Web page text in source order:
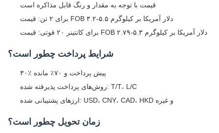
قیمت با توجه به مقدار و رنگ قابل مذاکره است
برای ۲ تن: قیمت FOB ۳.۲-۵.۵ دلار آمریکا بر کیلوگرم
برای کانتینر ۲۰ فوتی: قیمت FOB ۲.۷۹-۵.۳ دلار آمریکا بر کیلوگرم
شرایط پرداخت چطور است؟
۳۰٪ پیش پرداخت و ۷۰٪ مانده
روش‌های پرداخت پذیرفته شده: T/T، L/C
ارزهای پشتیبانی شده: USD، CNY، CAD، HKD و غیره
زمان تحویل چطور است؟